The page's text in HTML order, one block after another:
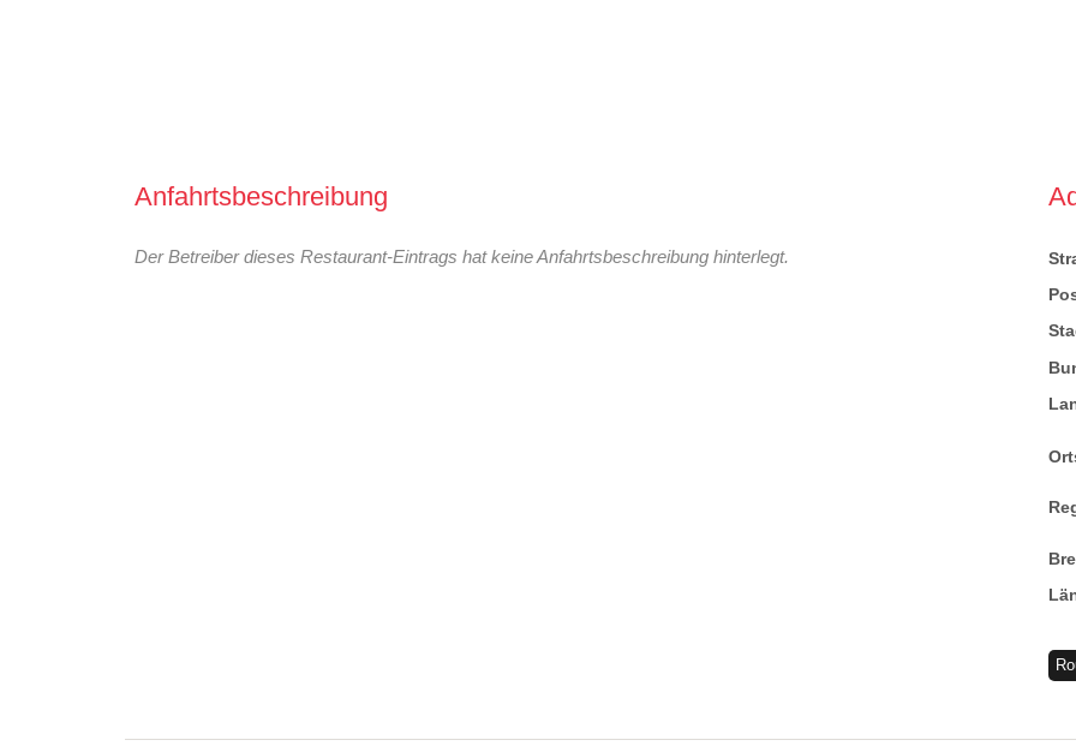
Anfahrtsbeschreibung
Der Betreiber dieses Restaurant-Eintrags hat keine Anfahrtsbeschreibung hinterlegt.